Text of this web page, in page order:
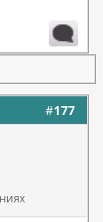
#177